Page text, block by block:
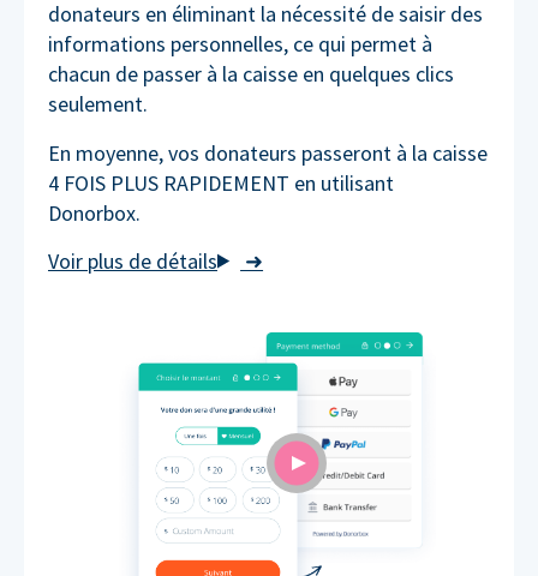
➜
donateurs en éliminant la nécessité de saisir des
informations personnelles, ce qui permet à
chacun de passer à la caisse en quelques clics
seulement.
En moyenne, vos donateurs passeront à la caisse
4 FOIS PLUS RAPIDEMENT en utilisant
Donorbox.